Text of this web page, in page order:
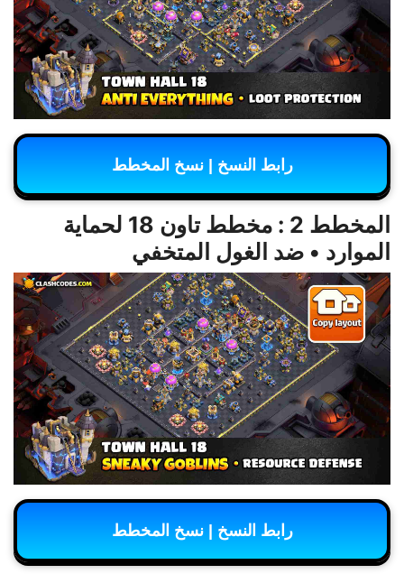
رابط النسخ | نسخ المخطط
المخطط 2 : مخطط تاون 18 لحماية
الموارد • ضد الغول المتخفي
رابط النسخ | نسخ المخطط